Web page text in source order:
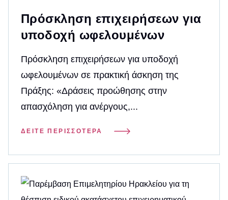
Πρόσκληση επιχειρήσεων για
υποδοχή ωφελουμένων
Πρόσκληση επιχειρήσεων για υποδοχή
ωφελουμένων σε πρακτική άσκηση της
Πράξης: «Δράσεις προώθησης στην
απασχόληση για ανέργους,...
ΔΕΊΤΕ ΠΕΡΙΣΣΌΤΕΡΑ